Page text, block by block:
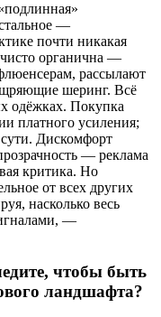
—
почти никакая
органична —
рассылают
шеринг. Всё
одёжках. Покупка
платного усиления;
сути. Дискомфорт
— реклама
критика. Но
от всех других
насколько весь
—
чтобы быть
ландшафта?